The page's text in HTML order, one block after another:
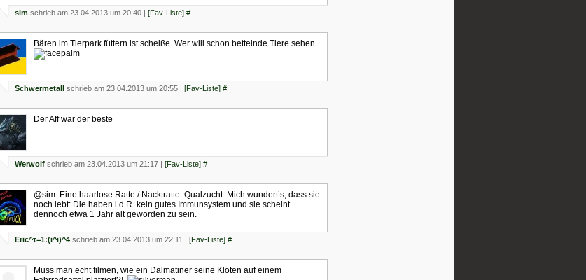
sim schrieb am 23.04.2013 um 20:40 | [Fav-Liste] #
Bären im Tierpark füttern ist scheiße. Wer will schon bettelnde Tiere sehen.
Schwermetall schrieb am 23.04.2013 um 20:55 | [Fav-Liste] #
Der Aff war der beste
Werwolf schrieb am 23.04.2013 um 21:17 | [Fav-Liste] #
@sim: Eine haarlose Ratte / Nacktratte. Qualzucht. Mich wundert’s, dass sie
noch lebt: Die haben i.d.R. kein gutes Immunsystem und sie scheint
dennoch etwa 1 Jahr alt geworden zu sein.
Eric^τ=1:(i^i)^4 schrieb am 23.04.2013 um 22:11 | [Fav-Liste] #
Muss man echt filmen, wie ein Dalmatiner seine Klöten auf einem